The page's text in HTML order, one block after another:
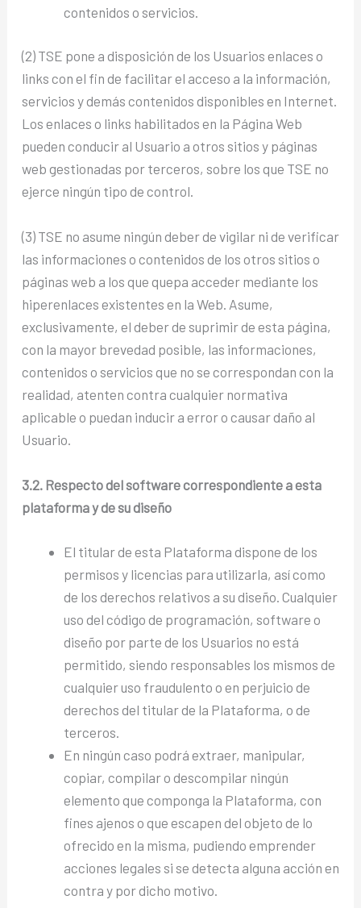
contenidos o servicios.
(2) TSE pone a disposición de los Usuarios enlaces o
links con el fin de facilitar el acceso a la información,
servicios y demás contenidos disponibles en Internet.
Los enlaces o links habilitados en la Página Web
pueden conducir al Usuario a otros sitios y páginas
web gestionadas por terceros, sobre los que TSE no
ejerce ningún tipo de control.
(3) TSE no asume ningún deber de vigilar ni de verificar
las informaciones o contenidos de los otros sitios o
páginas web a los que quepa acceder mediante los
hiperenlaces existentes en la Web. Asume,
exclusivamente, el deber de suprimir de esta página,
con la mayor brevedad posible, las informaciones,
contenidos o servicios que no se correspondan con la
realidad, atenten contra cualquier normativa
aplicable o puedan inducir a error o causar daño al
Usuario.
3.2. Respecto del software correspondiente a esta
plataforma y de su diseño
El titular de esta Plataforma dispone de los
permisos y licencias para utilizarla, así como
de los derechos relativos a su diseño. Cualquier
uso del código de programación, software o
diseño por parte de los Usuarios no está
permitido, siendo responsables los mismos de
cualquier uso fraudulento o en perjuicio de
derechos del titular de la Plataforma, o de
terceros.
En ningún caso podrá extraer, manipular,
copiar, compilar o descompilar ningún
elemento que componga la Plataforma, con
fines ajenos o que escapen del objeto de lo
ofrecido en la misma, pudiendo emprender
acciones legales si se detecta alguna acción en
contra y por dicho motivo.